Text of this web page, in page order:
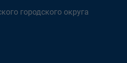
городского округа